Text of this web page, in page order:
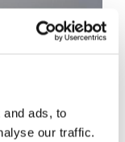
ads, to
our traffic.
ja